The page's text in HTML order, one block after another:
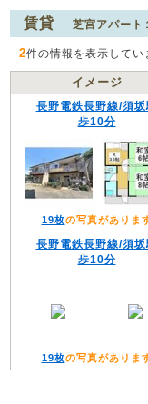
賃貸 芝宮アパート
2件の情報を表示してい
イメージ
長野電鉄長野線/須坂
歩10分
19枚の写真がありま
長野電鉄長野線/須坂
歩10分
19枚の写真がありま